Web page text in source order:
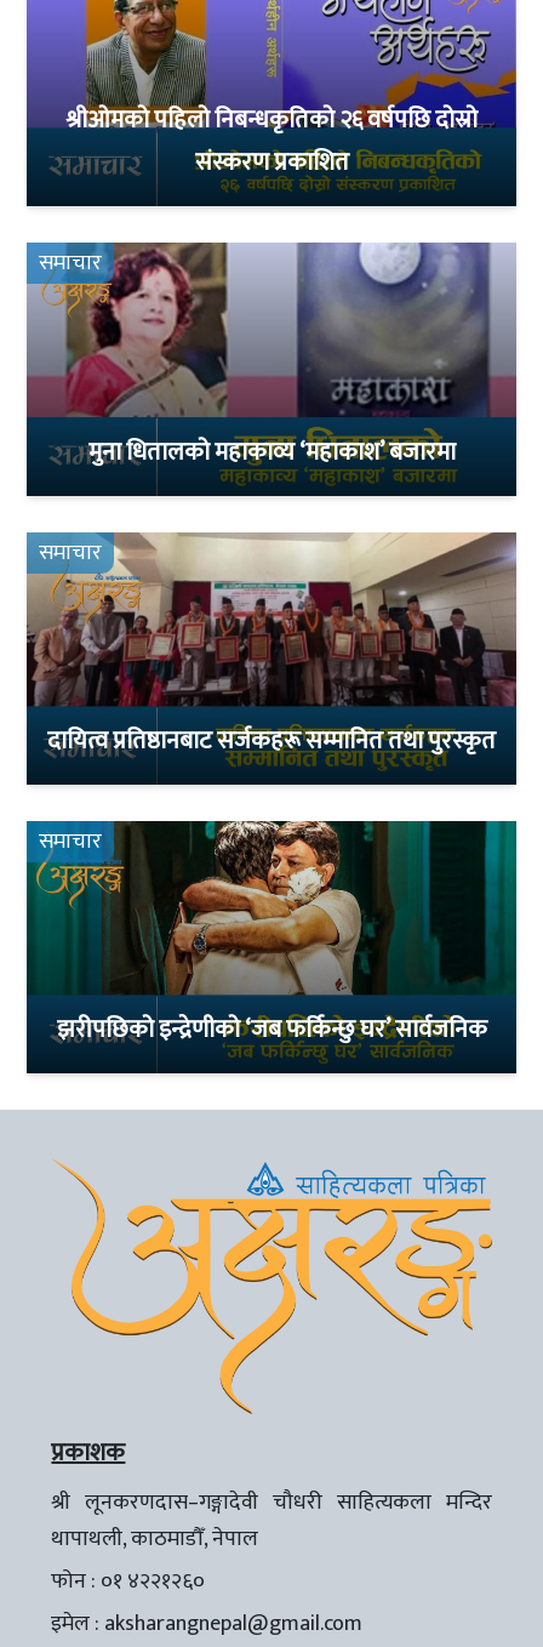
श्रीओमको पहिलो निबन्धकृतिको २६ वर्षपछि दोस्रो
संस्करण प्रकाशित
समाचार
मुना धितालको महाकाव्य ‘महाकाश’ बजारमा
समाचार
दायित्व प्रतिष्ठानबाट सर्जकहरू सम्मानित तथा पुरस्कृत
समाचार
झरीपछिको इन्द्रेणीको ‘जब फर्किन्छु घर’ सार्वजनिक
प्रकाशक
श्री लूनकरणदास–गङ्गादेवी चौधरी साहित्यकला मन्दिर
थापाथली, काठमाडौँ, नेपाल
फोन : ०१ ४२२१२६०
इमेल : aksharangnepal@gmail.com